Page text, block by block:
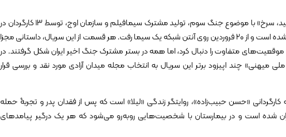
سریال «سرو، سپید، سرخ» با موضوع جنگ سوم، تولید مشترک سیمافیلم و سازمان اوج، توسط ۱۳ کارگردان در
۱۴ قسمت تولید شده است و از ۲۰ فروردین روی آنتن شبکه یک سیما رفت. هر قسمت از این سریال، داستانی مجزا
متفاوت را دنبال کرد، اما همه در بستر مشترک جنگ اخیر ایران شکل گرفتند. در
میهنی» چند اپیزود برتر این سریال به انتخاب مجله میدان آزادی مورد نقد و بررسی قرار
کارگردانی «حسن حبیب‌زاده»، روایتگر زندگی «لیلا» است که پس از فقدان پدر و تجربۀ حمله
شده است و در بیمارستان با شخصیت‌هایی روبه‌رو می‌شود که هر یک درگیر پیامد‌های